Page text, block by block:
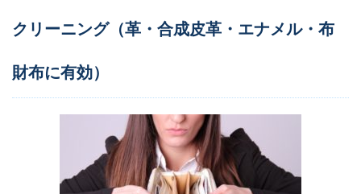
クリーニング（革・合成皮革・エナメル・布
財布に有効）